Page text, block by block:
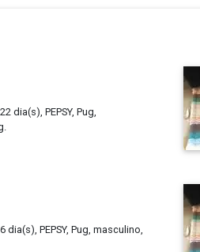
dia(s), PEPSY, Pug,
dia(s), PEPSY, Pug, masculino,